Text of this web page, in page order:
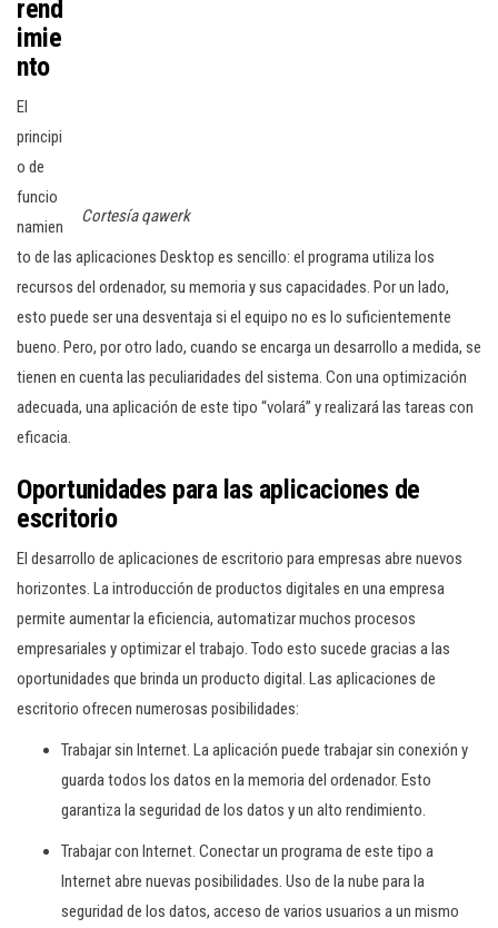
Cortesía qawerk
rend
imie
nto
El
principi
o de
funcio
namien
to de las aplicaciones Desktop es sencillo: el programa utiliza los
recursos del ordenador, su memoria y sus capacidades. Por un lado,
esto puede ser una desventaja si el equipo no es lo suficientemente
bueno. Pero, por otro lado, cuando se encarga un desarrollo a medida, se
tienen en cuenta las peculiaridades del sistema. Con una optimización
adecuada, una aplicación de este tipo “volará” y realizará las tareas con
eficacia.
Oportunidades para las aplicaciones de
escritorio
El desarrollo de aplicaciones de escritorio para empresas abre nuevos
horizontes. La introducción de productos digitales en una empresa
permite aumentar la eficiencia, automatizar muchos procesos
empresariales y optimizar el trabajo. Todo esto sucede gracias a las
oportunidades que brinda un producto digital. Las aplicaciones de
escritorio ofrecen numerosas posibilidades:
Trabajar sin Internet. La aplicación puede trabajar sin conexión y
guarda todos los datos en la memoria del ordenador. Esto
garantiza la seguridad de los datos y un alto rendimiento.
Trabajar con Internet. Conectar un programa de este tipo a
Internet abre nuevas posibilidades. Uso de la nube para la
seguridad de los datos, acceso de varios usuarios a un mismo